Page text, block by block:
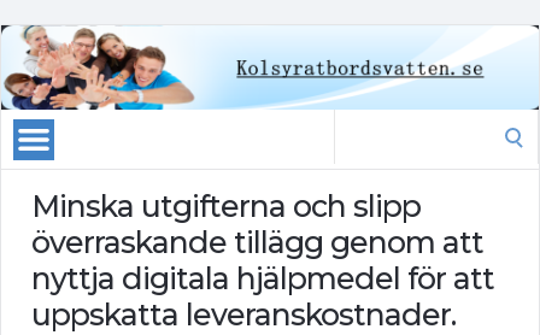
Minska utgifterna och slipp
överraskande tillägg genom att
nyttja digitala hjälpmedel för att
uppskatta leveranskostnader.